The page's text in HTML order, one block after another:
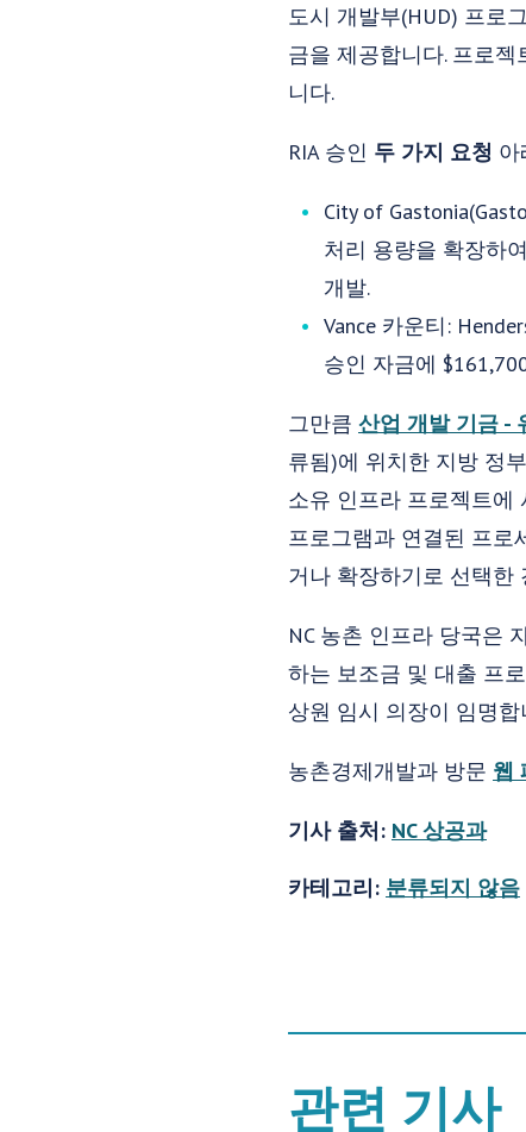
도시 개발부(HUD) 프로
금을 제공합니다. 프로
니다.
RIA 승인 두 가지 요청 아
City of
처리 용량을 확장하
개발.
Vance 카운티:
승인 자금에
그만큼 산업 개발 기금 -
류됨)에 위치한 지방 정
소유 인프라 프로젝트에
프로그램과 연결된 프로
거나 확장하기로 선택한
NC 농촌 인프라 당국은
하는 보조금 및 대출 프
상원 임시 의장이 임명
농촌경제개발과 방문 웹
기사 출처: NC 상공과
카테고리: 분류되지 않음
관련 기사